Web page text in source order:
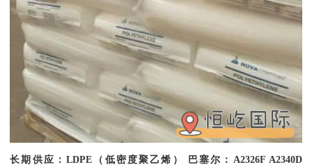
长期供应：LDPE （低密度聚乙烯） 巴塞尔： A2326F A2340D